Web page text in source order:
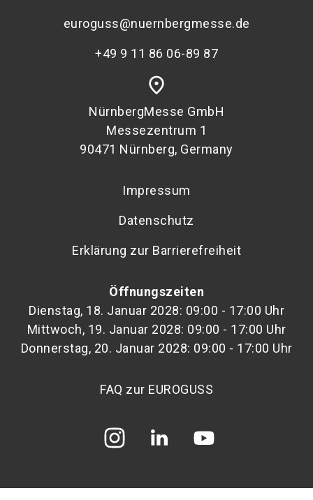
euroguss@nuernbergmesse.de
+49 9 11 86 06-89 87
place
NürnbergMesse GmbH
Messezentrum 1
90471 Nürnberg, Germany
Impressum
Datenschutz
Erklärung zur Barrierefreiheit
Öffnungszeiten
Dienstag, 18. Januar 2028: 09:00 - 17:00 Uhr
Mittwoch, 19. Januar 2028: 09:00 - 17:00 Uhr
Donnerstag, 20. Januar 2028: 09:00 - 17:00 Uhr
FAQ zur EUROGUSS